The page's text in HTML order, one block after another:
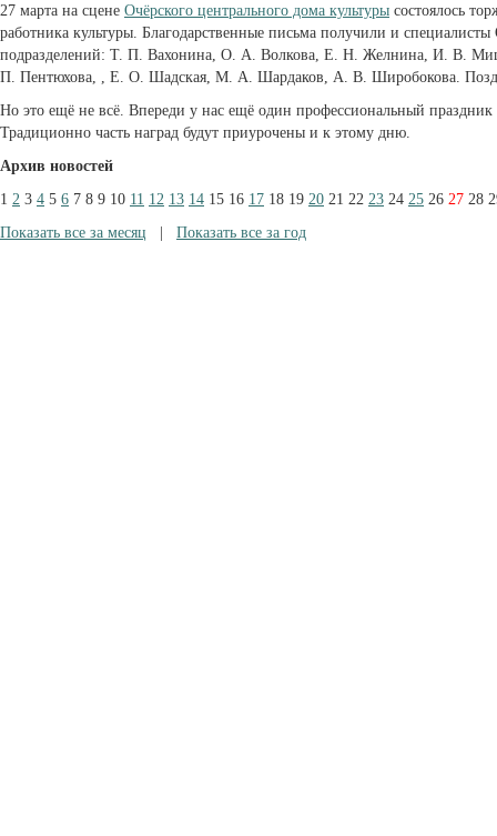
27 марта на сцене Очёрского центрального дома культуры состоялось
работника культуры. Благодарственные письма получили и
подразделений: Т. П. Вахонина, О. А. Волкова, Е. Н. Желнина, И. В.
П. Пентюхова, , Е. О. Шадская, М. А. Шардаков, А. В. Широбокова.
Но это ещё не всё. Впереди у нас ещё один профессиональный
Традиционно часть наград будут приурочены и к этому дню.
Архив новостей
1 2 3 4 5 6 7 8 9 10 11 12 13 14 15 16 17 18 19 20 21 22 23 24 25 26 27 28
Показать все за месяц
Показать все за год